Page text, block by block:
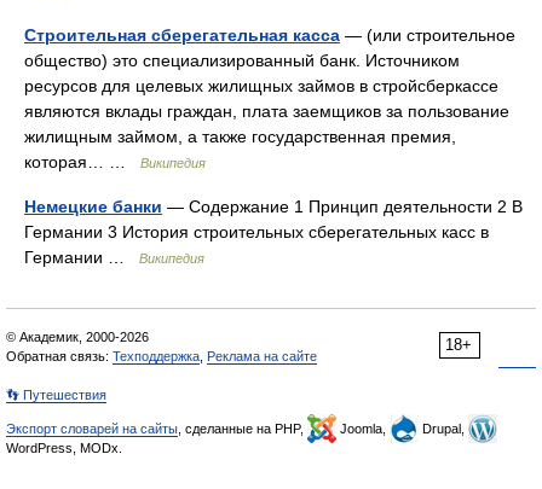
Строительная сберегательная касса — (или строительное
общество) это специализированный банк. Источником
ресурсов для целевых жилищных займов в стройсберкассе
являются вклады граждан, плата заемщиков за пользование
жилищным займом, а также государственная премия,
которая… …
Википедия
Немецкие банки — Содержание 1 Принцип деятельности 2 В
Германии 3 История строительных сберегательных касс в
Германии …
Википедия
18+
© Академик, 2000-2026
Обратная связь: Техподдержка Реклама на сайте
👣 Путешествия
Экспорт словарей на сайты , сделанные на PHP, Joomla,
Drupal,
WordPress, MODx.